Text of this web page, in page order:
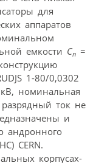
для
аппаратов
емкости Cn =
1-80/0,0302
номинальная
ток не
и
андронного
CERN.
корпусах-